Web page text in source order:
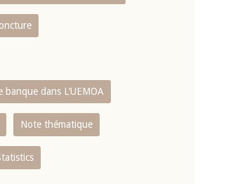
dans L‘UEMOA
Note thématique